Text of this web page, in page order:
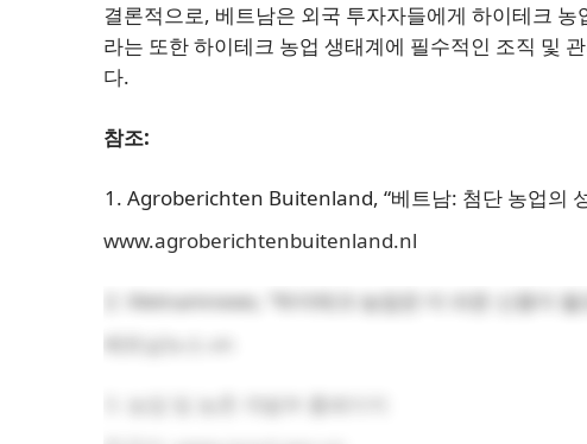
결론적으로, 베트남은 외국 투자자들에게 하이테크
라는 또한 하이테크 농업 생태계에 필수적인 조직 및
다.
참조:
Agroberichten Buitenland, “베트남: 첨단 농업의
www.agroberichtenbuitenland.nl
Vietnamnews, “하이테크 농업은 더 쉬운 신용이 필
베트남뉴스.vn